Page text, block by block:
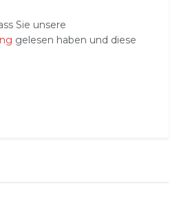
Sie unsere
gelesen haben und diese